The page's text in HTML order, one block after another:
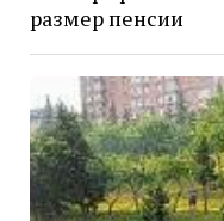
размер пенсии